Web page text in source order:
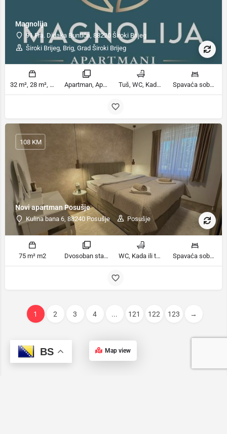
Magnolija
91 Fra. Didaka Buntića, 88220 Široki Brijeg
Široki Brijeg, Brig, Grad Široki Brijeg
32 m², 28 m², 50 m² m2 Apartman, Apartman sa balkonom sobe Tuš, WC, Kada ili tuš kupatila Spavaća soba 1: 1 francuski bračni krevet | Dnevni boravak: 1 kauč na razvlačenje | Spavaća soba 1: 2 kreveta za jednu osobu | Spavaća soba 2: 1 bračni krevet ležaja
Novi apartman Posušje
Kulina bana 6, 88240 Posušje Posušje
108 KM
75 m² m2 Dvosoban stan sobe WC, Kada ili tuš kupatila Spavaća soba 1: 1 veliki bračni krevet | Spavaća soba 2: 2 kreveta za jednu osobu | Dnevni boravak: 1 kauč na razvlačenje ležaja
1 2 3 4 ... 121 122 123 →
Map view
BS